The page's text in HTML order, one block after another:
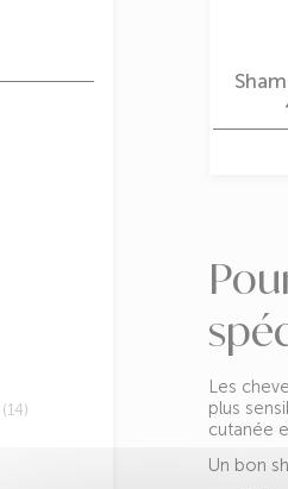
(14)
Les
plus
cutanée
Un bon